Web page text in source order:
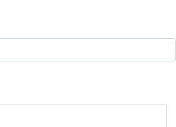
Ricerca -